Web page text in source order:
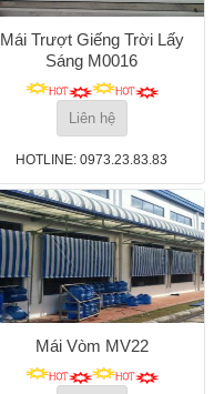
Mái Trượt Giếng Trời Lấy
Sáng M0016
Liên hệ
HOTLINE: 0973.23.83.83
Mái Vòm MV22